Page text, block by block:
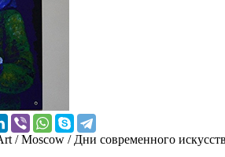
/ Moscow / Дни современного